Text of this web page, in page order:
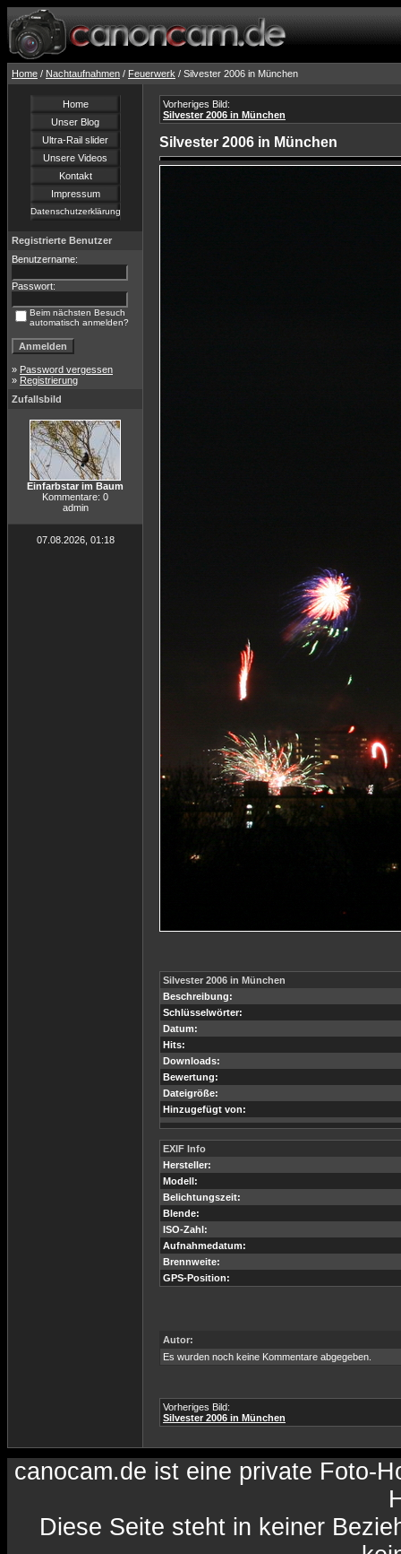
Home / Nachtaufnahmen / Feuerwerk / Silvester 2006 in München
Home
Unser Blog
Ultra-Rail slider
Unsere Videos
Kontakt
Impressum
Datenschutzerklärung
Registrierte Benutzer
Benutzername:
Passwort:
Beim nächsten Besuch
automatisch anmelden?
» Password vergessen
» Registrierung
Zufallsbild
Einfarbstar im Baum
Kommentare: 0
admin
07.08.2026, 01:18
Vorheriges Bild:
Silvester 2006 in München
Silvester 2006 in München
Silvester 2006 in München
Beschreibung:
Schlüsselwörter:
Datum:
Hits:
Downloads:
Bewertung:
Dateigröße:
Hinzugefügt von:
EXIF Info
Hersteller:
Modell:
Belichtungszeit:
Blende:
ISO-Zahl:
Aufnahmedatum:
Brennweite:
GPS-Position:
Autor:
Es wurden noch keine Kommentare abgegeben.
Vorheriges Bild:
Silvester 2006 in München
canocam.de ist eine private Foto-
Diese Seite steht in keiner